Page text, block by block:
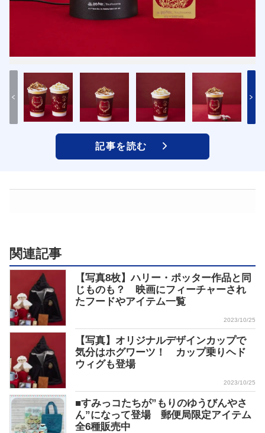
記事を読む
関連記事
【写真8枚】ハリー・ポッター作品と同
じものも？ 映画にフィーチャーされ
たフードやアイテム一覧
2023/10/25
【写真】オリジナルデザインカップで
気分はホグワーツ！ カップ乗りヘド
ウィグも登場
2023/10/25
■すみっコたちが”もりのゆうびんやさ
ん”になって登場 郵便局限定アイテム
全6種販売中